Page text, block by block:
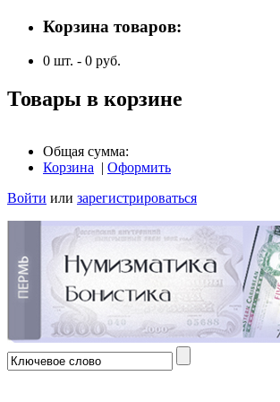
Корзина товаров:
0 шт. - 0 руб.
Товары в корзине
Общая сумма:
Корзина | Оформить
Войти или зарегистрироваться